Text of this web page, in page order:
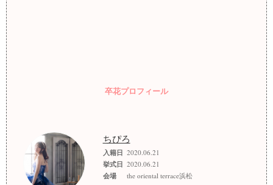
卒花プロフィール
ちぴろ
入籍日 2020.06.21
挙式日 2020.06.21
会場 the oriental terrace浜松